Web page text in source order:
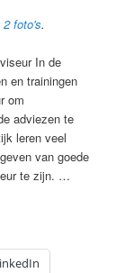
2 foto's.
In de
en trainingen
om
adviezen te
leren veel
van goede
te zijn. …